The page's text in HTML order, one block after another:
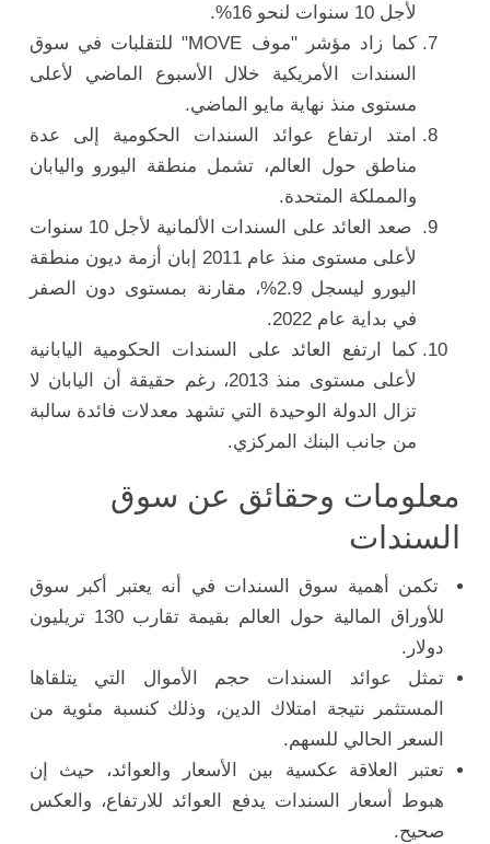
لأجل 10 سنوات لنحو 16%.
كما زاد مؤشر "موف MOVE" للتقلبات في سوق
السندات الأمريكية خلال الأسبوع الماضي لأعلى
مستوى منذ نهاية مايو الماضي.
امتد ارتفاع عوائد السندات الحكومية إلى عدة
مناطق حول العالم، تشمل منطقة اليورو واليابان
والمملكة المتحدة.
صعد العائد على السندات الألمانية لأجل 10 سنوات
لأعلى مستوى منذ عام 2011 إبان أزمة ديون منطقة
اليورو ليسجل 2.9%، مقارنة بمستوى دون الصفر
في بداية عام 2022.
كما ارتفع العائد على السندات الحكومية اليابانية
لأعلى مستوى منذ 2013، رغم حقيقة أن اليابان لا
تزال الدولة الوحيدة التي تشهد معدلات فائدة سالبة
من جانب البنك المركزي.
معلومات وحقائق عن سوق
السندات
تكمن أهمية سوق السندات في أنه يعتبر أكبر سوق
للأوراق المالية حول العالم بقيمة تقارب 130 تريليون
دولار.
تمثل عوائد السندات حجم الأموال التي يتلقاها
المستثمر نتيجة امتلاك الدين، وذلك كنسبة مئوية من
السعر الحالي للسهم.
تعتبر العلاقة عكسية بين الأسعار والعوائد، حيث إن
هبوط أسعار السندات يدفع العوائد للارتفاع، والعكس
صحيح.